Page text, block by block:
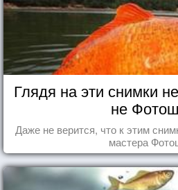
Глядя на эти снимки
не
Даже не верится, что к этим
мастера